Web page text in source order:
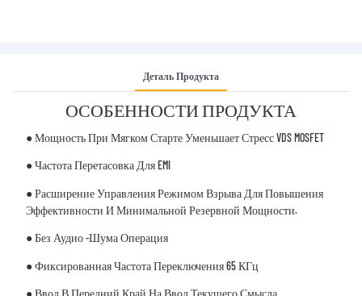
Деталь Продукта
ОСОБЕННОСТИ ПРОДУКТА
● Мощность При Мягком Старте Уменьшает Стресс VDS MOSFET
● Частота Перетасовка Для EMI
● Расширение Управления Режимом Взрыва Для Повышения
Эффективности И Минимальной Резервной Мощности.
● Без Аудио -шума Операция
● Фиксированная Частота Переключения 65 КГц